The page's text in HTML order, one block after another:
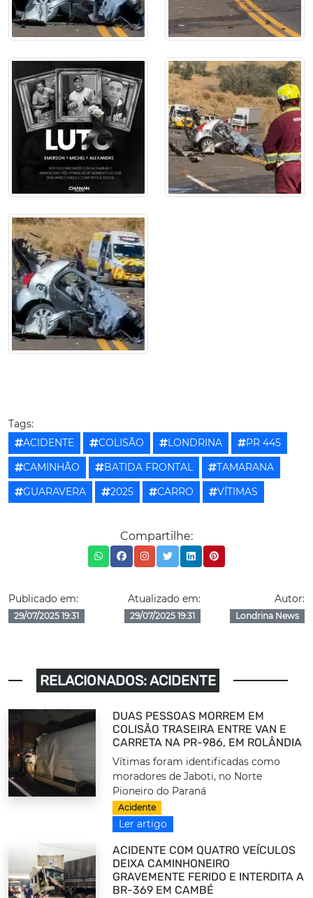
Tags:
ACIDENTE
COLISÃO LONDRINA
PR 445
CAMINHÃO
BATIDA FRONTAL
TAMARANA
GUARAVERA
2025 CARRO VÍTIMAS
Compartilhe:
Publicado em:
29/07/2025 19:31
Atualizado em:
29/07/2025 19:31
Autor:
Londrina News
RELACIONADOS: ACIDENTE
DUAS PESSOAS MORREM EM
COLISÃO TRASEIRA ENTRE VAN E
CARRETA NA PR-986, EM ROLÂNDIA
Vítimas foram identificadas como
moradores de Jaboti, no Norte
Pioneiro do Paraná
Acidente
Ler artigo
ACIDENTE COM QUATRO VEÍCULOS
DEIXA CAMINHONEIRO
GRAVEMENTE FERIDO E INTERDITA A
BR-369 EM CAMBÉ